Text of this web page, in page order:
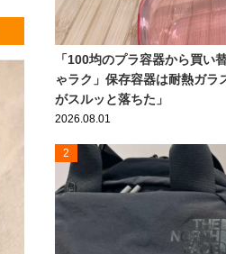
「100均のプラ容器から買い
ゃラク」保存容器は耐熱ガラ
がスルッと落ちた」
2026.08.01
2